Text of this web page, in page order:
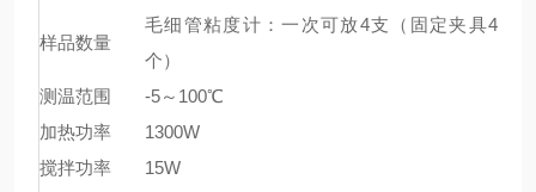
样品数量
毛细管粘度计：一次可放4支（固定夹具4
个）
测温范围
-5～100℃
加热功率
1300W
搅拌功率
15W